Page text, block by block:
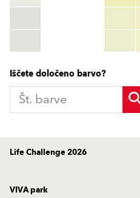
HEX:hex_code
TSR:tsr_code
Več
Iščete določeno barvo?
Life Challenge 2026
VIVA park